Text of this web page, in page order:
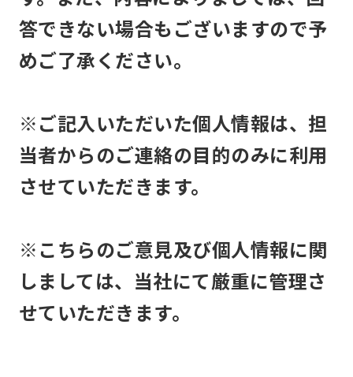
答できない場合もございますので予
めご了承ください。
※ご記入いただいた個人情報は、担
当者からのご連絡の目的のみに利用
させていただきます。
※こちらのご意見及び個人情報に関
しましては、当社にて厳重に管理さ
せていただきます。